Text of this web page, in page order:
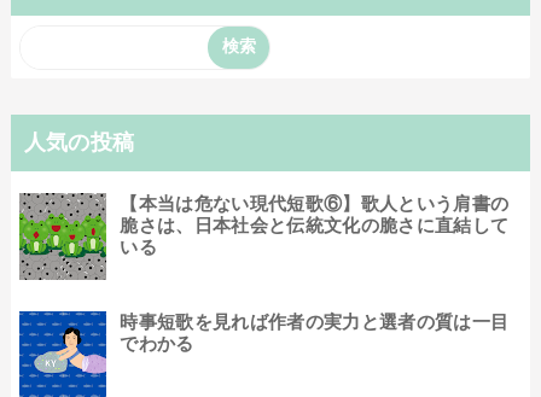
人気の投稿
【本当は危ない現代短歌⑥】歌人という肩書の
脆さは、日本社会と伝統文化の脆さに直結して
いる
時事短歌を見れば作者の実力と選者の質は一目
でわかる